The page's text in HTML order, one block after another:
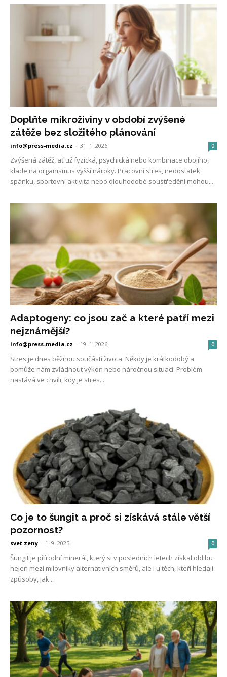
Doplňte mikroživiny v období zvýšené
zátěže bez složitého plánování
info@press-media.cz - 31. 1. 2026 0
Zvýšená zátěž, ať už fyzická, psychická nebo kombinace obojího,
klade na organismus vyšší nároky. Pracovní stres, nedostatek
spánku, sportovní aktivita nebo dlouhodobé soustředění mohou...
Adaptogeny: co jsou zač a které patří mezi
nejznámější?
info@press-media.cz - 19. 1. 2026 0
Stres je dnes běžnou součástí života. Někdy je krátkodobý a
pomůže nám zvládnout výkon nebo náročnou situaci. Problém
nastává ve chvíli, kdy je stres...
Co je to šungit a proč si získává stále větší
pozornost?
svet zeny - 1. 9. 2025 0
Šungit je přírodní minerál, který si v posledních letech získal oblibu
nejen mezi milovníky alternativních směrů, ale i u těch, kteří hledají
způsoby, jak...